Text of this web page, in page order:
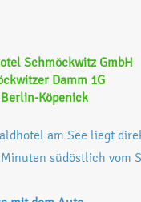
Schmöckwitz GmbH
Damm 1G
Berlin-Köpenick
am See liegt
südöstlich vom